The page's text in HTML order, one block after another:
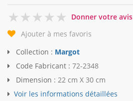
0
Donner votre avis
Ajouter à mes favoris
Collection : Margot
Code Fabricant : 72-2348
Dimension : 22 cm X 30 cm
Voir les informations détaillées